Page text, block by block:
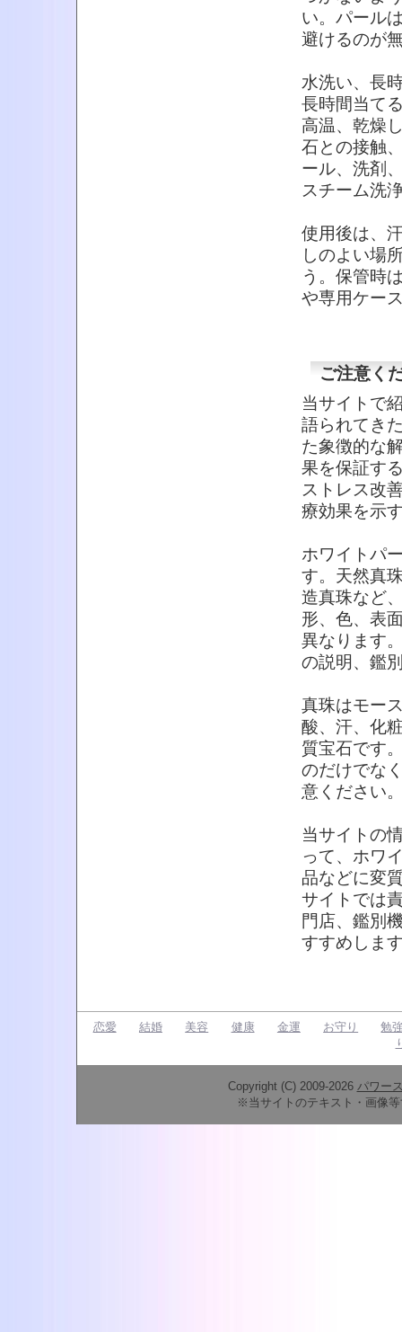
い。パール
避けるのが
水洗い、長
長時間当て
高温、乾燥
石との接触
ール、洗剤
スチーム洗
使用後は、
しのよい場
う。保管時
や専用ケー
ご注意く
当サイトで
語られてき
た象徴的な
果を保証す
ストレス改
療効果を示
ホワイトパ
す。天然真
造真珠など
形、色、表
異なります
の説明、鑑
真珠はモー
酸、汗、化
質宝石です
のだけでな
意ください
当サイトの
って、ホワ
品などに変
サイトでは
門店、鑑別
すすめしま
恋愛 結婚 美容 健康 金運 お守り
勉
Copyright (C) 2009-2026 パワー
※当サイトのテキスト・画像